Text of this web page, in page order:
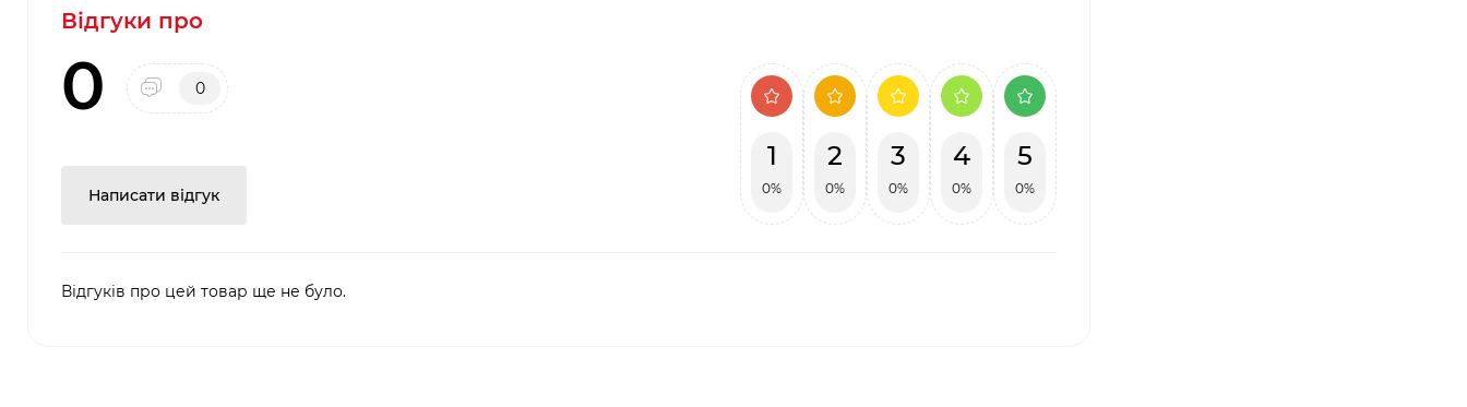
Відгуки про
0 0
Написати відгук
1
0%
2
0%
3
0%
4
0%
5
0%
Відгуків про цей товар ще не було.